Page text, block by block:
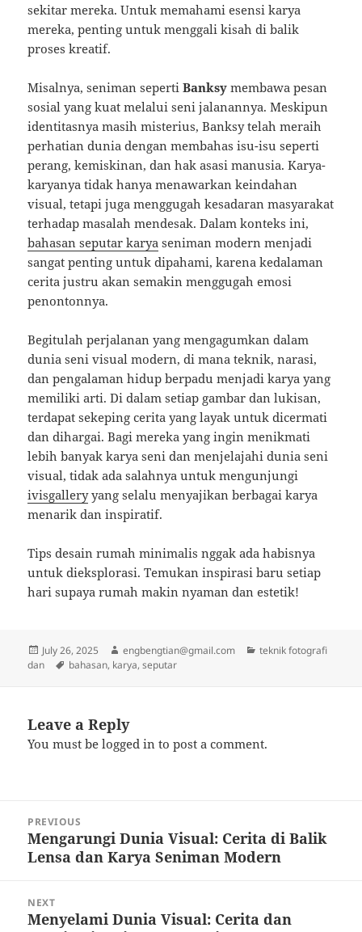
sekitar mereka. Untuk memahami esensi karya
mereka, penting untuk menggali kisah di balik
proses kreatif.
Misalnya, seniman sepertiBanksy membawa pesan
sosial yang kuat melalui seni jalanannya. Meskipun
identitasnya masih misterius, Banksy telah meraih
perhatian dunia dengan membahas isu-isu seperti
perang, kemiskinan, dan hak asasi manusia. Karya-
karyanya tidak hanya menawarkan keindahan
visual, tetapi juga menggugah kesadaran masyarakat
terhadap masalah mendesak. Dalam konteks ini,
bahasan seputar karya seniman modern menjadi
sangat penting untuk dipahami, karena kedalaman
cerita justru akan semakin menggugah emosi
penontonnya.
Begitulah perjalanan yang mengagumkan dalam
dunia seni visual modern, di mana teknik, narasi,
dan pengalaman hidup berpadu menjadi karya yang
memiliki arti. Di dalam setiap gambar dan lukisan,
terdapat sekeping cerita yang layak untuk dicermati
dan dihargai. Bagi mereka yang ingin menikmati
lebih banyak karya seni dan menjelajahi dunia seni
visual, tidak ada salahnya untuk mengunjungi
ivisgalleryyang selalu menyajikan berbagai karya
menarik dan inspiratif.
Tips desain rumah minimalis nggak ada habisnya
untuk dieksplorasi. Temukan inspirasi baru setiap
hari supaya rumah makin nyaman dan estetik!
Posted
on
July 26, 2025 Author
engbengtian@gmail.com Categories
teknik fotografi
dan
Tags
bahasan, karya,seputar
Leave a Reply
You must belogged in to post a comment.
navigation
PREVIOUS
Previous
post:
Mengarungi Dunia Visual: Cerita di Balik
Lensa dan Karya Seniman Modern
NEXT
Next
Menyelami Dunia Visual: Cerita dan